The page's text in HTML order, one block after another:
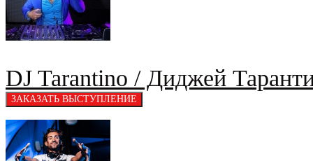
DJ Tarantino / Диджей